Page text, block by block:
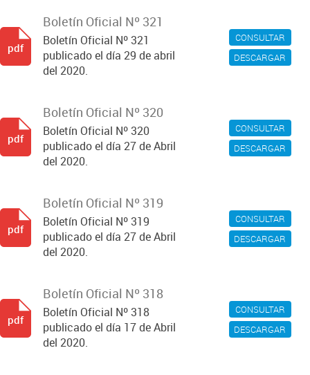
CONSULTAR
DESCARGAR
Boletín Oficial Nº 321
Boletín Oficial Nº 321
publicado el día 29 de abril
del 2020.
pdf
CONSULTAR
DESCARGAR
Boletín Oficial Nº 320
Boletín Oficial Nº 320
publicado el día 27 de Abril
del 2020.
pdf
CONSULTAR
DESCARGAR
Boletín Oficial Nº 319
Boletín Oficial Nº 319
publicado el día 27 de Abril
del 2020.
pdf
CONSULTAR
DESCARGAR
Boletín Oficial Nº 318
Boletín Oficial Nº 318
publicado el día 17 de Abril
del 2020.
pdf